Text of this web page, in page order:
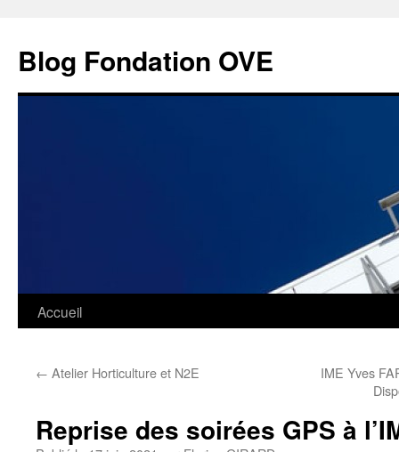
contenu
Blog Fondation OVE
Accueil
← Atelier Horticulture et N2E
IME Yves
Reprise des soirées GPS à